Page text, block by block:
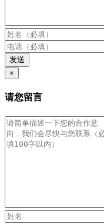
发送
×
请您留言